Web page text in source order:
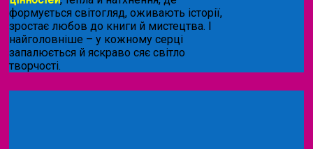
формується світогляд, оживають історії,
зростає любов до книги й мистецтва. І
найголовніше – у кожному серці
запалюється й яскраво сяє світло
творчості.